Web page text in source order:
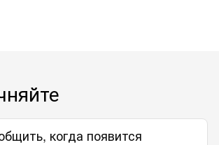
когда появится